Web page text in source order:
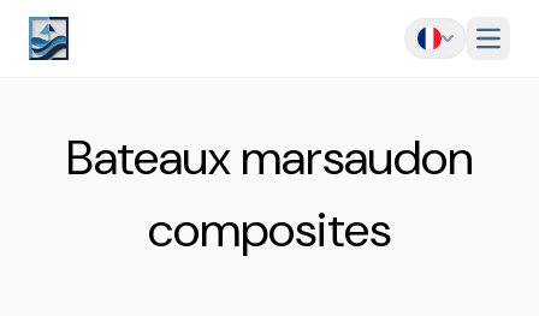
Menu
Bateaux marsaudon
composites